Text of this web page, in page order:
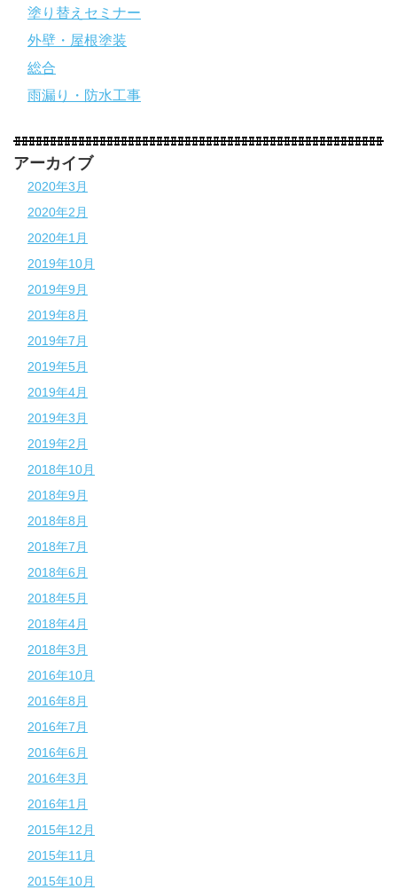
塗り替えセミナー
外壁・屋根塗装
総合
雨漏り・防水工事
アーカイブ
2020年3月
2020年2月
2020年1月
2019年10月
2019年9月
2019年8月
2019年7月
2019年5月
2019年4月
2019年3月
2019年2月
2018年10月
2018年9月
2018年8月
2018年7月
2018年6月
2018年5月
2018年4月
2018年3月
2016年10月
2016年8月
2016年7月
2016年6月
2016年3月
2016年1月
2015年12月
2015年11月
2015年10月